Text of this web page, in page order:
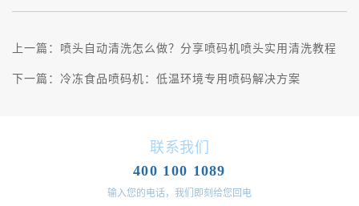
上一篇： 喷头自动清洗怎么做？分享喷码机喷头实用清洗教程
下一篇： 冷冻食品喷码机：低温环境专用喷码解决方案
联系我们
400 100 1089
输入您的电话，我们即刻给您回电